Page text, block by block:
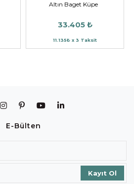
Altın Baget Küpe
33.405 ₺
11.135₺ x 3 Taksit
E-Bülten